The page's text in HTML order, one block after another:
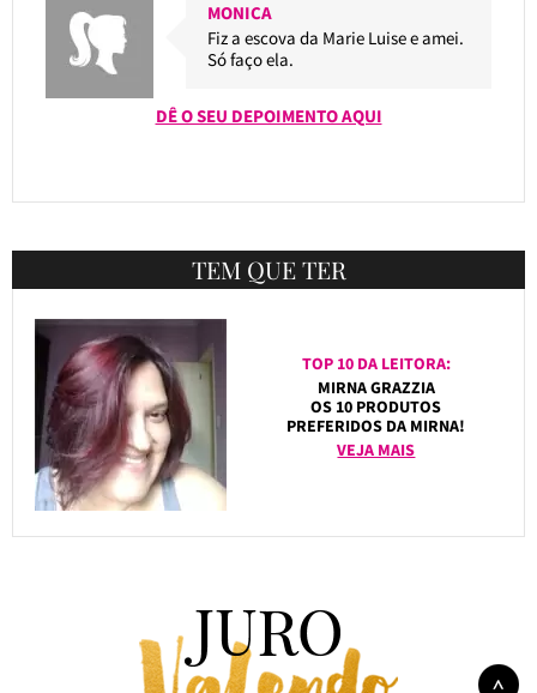
MONICA
Fiz a escova da Marie Luise e amei.
Só faço ela.
DÊ O SEU DEPOIMENTO AQUI
TEM QUE TER
TOP 10 DA LEITORA:
MIRNA GRAZZIA
OS 10 PRODUTOS
PREFERIDOS DA MIRNA!
VEJA MAIS